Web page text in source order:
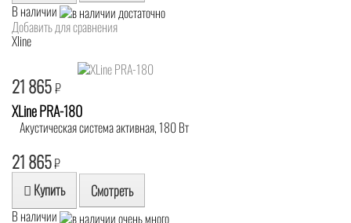
В наличии
Добавить для сравнения
Xline
21 865₽
XLine PRA-180
Акустическая система активная, 180 Вт
21 865₽
Купить Смотреть
В наличии